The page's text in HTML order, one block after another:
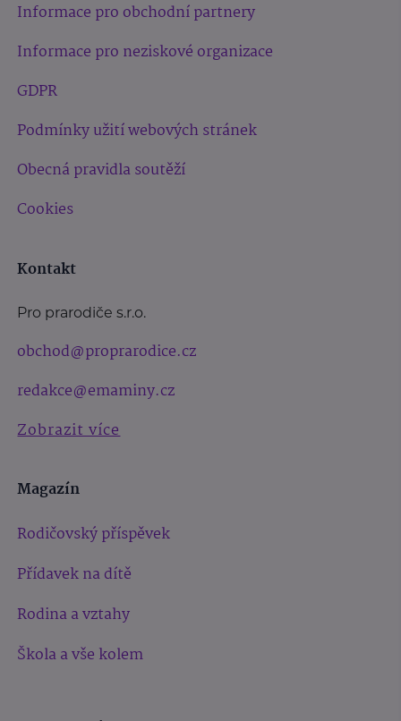
Informace pro obchodní partnery
Informace pro neziskové organizace
GDPR
Podmínky užití webových stránek
Obecná pravidla soutěží
Cookies
Kontakt
Pro prarodiče s.r.o.
obchod@proprarodice.cz
redakce@emaminy.cz
Zobrazit více
Magazín
Rodičovský příspěvek
Přídavek na dítě
Rodina a vztahy
Škola a vše kolem